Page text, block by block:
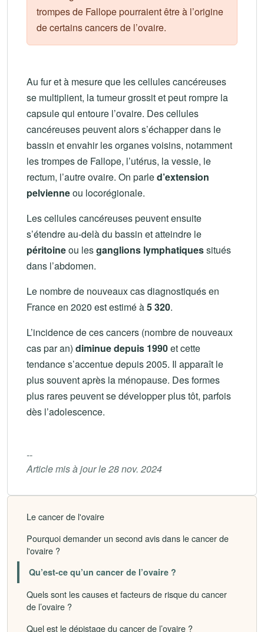
trompes de Fallope pourraient être à l’origine
de certains cancers de l’ovaire.
Au fur et à mesure que les cellules cancéreuses
se multiplient, la tumeur grossit et peut rompre la
capsule qui entoure l’ovaire. Des cellules
cancéreuses peuvent alors s’échapper dans le
bassin et envahir les organes voisins, notamment
les trompes de Fallope, l’utérus, la vessie, le
rectum, l’autre ovaire. On parled’extension
pelvienneou locorégionale.
Les cellules cancéreuses peuvent ensuite
s’étendre au-delà du bassin et atteindre le
péritoineou lesganglions lymphatiquessitués
dans l’abdomen.
Le nombre de nouveaux cas diagnostiqués en
France en 2020 est estimé à5 320.
L’incidence de ces cancers (nombre de nouveaux
cas par an) diminue depuis 1990et cette
tendance s’accentue depuis 2005. Il apparaît le
plus souvent après la ménopause. Des formes
plus rares peuvent se développer plus tôt, parfois
dès l’adolescence.
--
Article mis à jour le 28 nov. 2024
Le cancer de l'ovaire
Pourquoi demander un second avis dans le cancer de
l'ovaire ?
Qu’est-ce qu’un cancer de l’ovaire ?
Quels sont les causes et facteurs de risque du cancer
de l’ovaire ?
Quel est le dépistage du cancer de l’ovaire ?